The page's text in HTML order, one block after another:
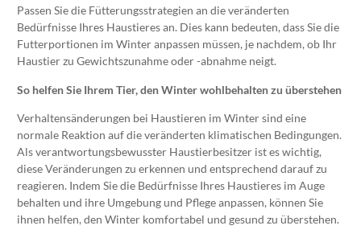
Passen Sie die Fütterungsstrategien an die veränderten
Bedürfnisse Ihres Haustieres an. Dies kann bedeuten, dass Sie die
Futterportionen im Winter anpassen müssen, je nachdem, ob Ihr
Haustier zu Gewichtszunahme oder -abnahme neigt.
So helfen Sie Ihrem Tier, den Winter wohlbehalten zu überstehen
Verhaltensänderungen bei Haustieren im Winter sind eine
normale Reaktion auf die veränderten klimatischen Bedingungen.
Als verantwortungsbewusster Haustierbesitzer ist es wichtig,
diese Veränderungen zu erkennen und entsprechend darauf zu
reagieren. Indem Sie die Bedürfnisse Ihres Haustieres im Auge
behalten und ihre Umgebung und Pflege anpassen, können Sie
ihnen helfen, den Winter komfortabel und gesund zu überstehen.